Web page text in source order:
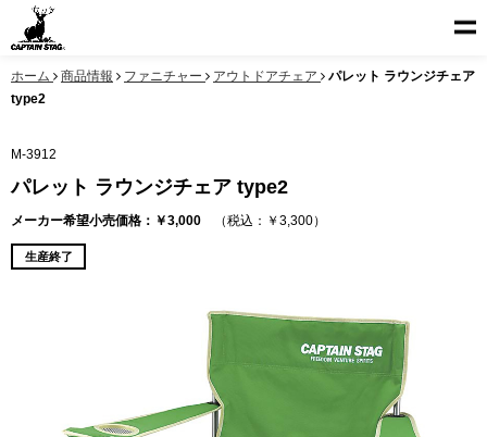
ホーム 商品情報 ファニチャー アウトドアチェア
パレット ラウンジチェア
type2
M-3912
パレット ラウンジチェア type2
メーカー希望小売価格：￥3,000 （税込：￥3,300）
生産終了